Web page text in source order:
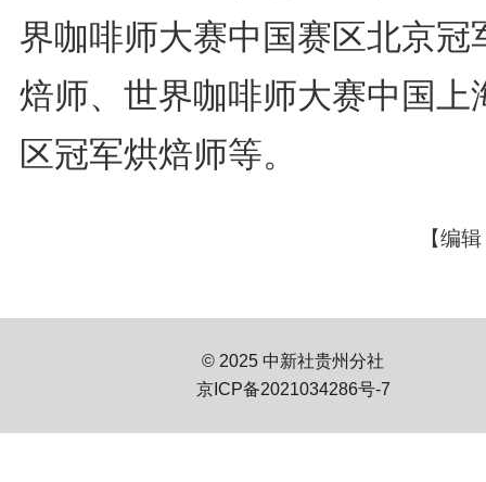
界咖啡师大赛中国赛区北京冠
焙师、世界咖啡师大赛中国上
区冠军烘焙师等。
【编
© 2025 中新社贵州分社
京ICP备2021034286号-7